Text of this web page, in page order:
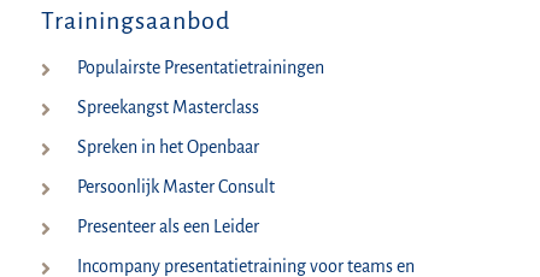
Trainingsaanbod
Populairste Presentatietrainingen
Spreekangst Masterclass
Spreken in het Openbaar
Persoonlijk Master Consult
Presenteer als een Leider
Incompany presentatietraining voor teams en